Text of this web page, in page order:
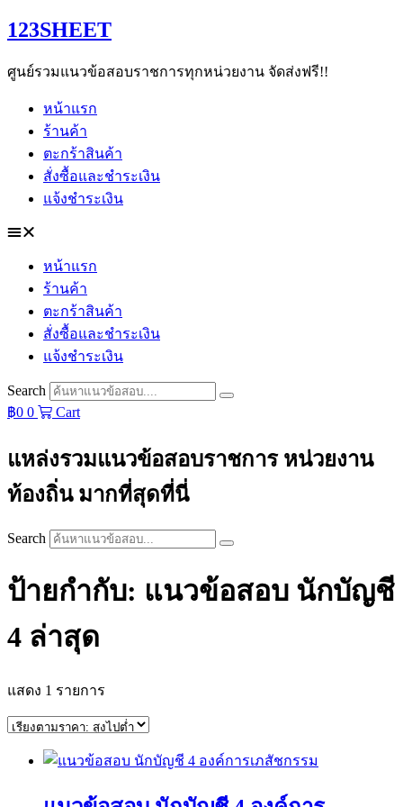
Skip
to
123SHEET
ศูนย์รวมแนวข้อสอบราชการทุกหน่วยงาน จัดส่งฟรี!!
หน้าแรก
ร้านค้า
ตะกร้าสินค้า
สั่งซื้อและชำระเงิน
แจ้งชำระเงิน
หน้าแรก
ร้านค้า
ตะกร้าสินค้า
สั่งซื้อและชำระเงิน
แจ้งชำระเงิน
Search
฿0 0 Cart
แหล่งรวมแนวข้อสอบราชการ หน่วยงาน
ท้องถิ่น มากที่สุดที่นี่
Search
ป้ายกำกับ: แนวข้อสอบ นักบัญชี
4 ล่าสุด
แสดง 1 รายการ